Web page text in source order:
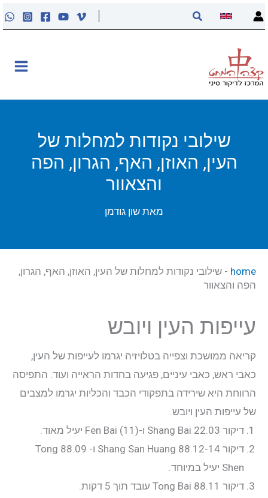
דילוג
לתוכן
חיפוש
שילובי נקודות למחלות של
העין, האוזן, האף, הגרון, הפה
והצאוור
מאת שון גודמן
home
- שילובי נקודות למחלות של העין, האוזן, האף, הגרון,
הפה והצאוור
עייפות העין ויובש
קריאה ממושכת וצפייה בטלויזיה יגרמו לעייפות של העין,
כאבי ראש, כאבי עיניים, פגיעה בחדות הראייה ועוד. התפיסה
הרווחת היא שירידה בתפקודי הכבד והכליות יגרמו למצבים
של עייפות העין ויובש.
דיקור 22.03 Shang Bai ו-Fen Bai (11) יעיל מאוד.
דיקור 88.12-14 Shang San Huang ו- 88.09 Tong
Shen יעיל במיוחד.
דיקור 88.11 Tong Bai עובד תוך 5 דקות.
פוסטים
יצירת קשר